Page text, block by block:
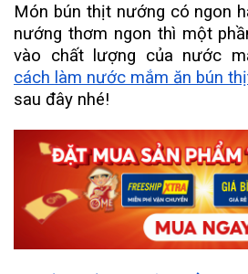
Món bún thịt nướng có ngon
nướng thơm ngon thì một
vào chất lượng của nước
cách làm nước mắm ăn bún
sau đây nhé!